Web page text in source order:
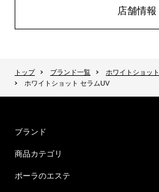
店舗情報
トップ ブランド一覧
ホワイトショット
ホワイトショット セラムUV
ブランド
商品カテゴリ
ポーラのエステ